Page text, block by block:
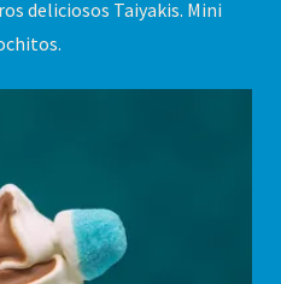
deliciosos Taiyakis. Mini